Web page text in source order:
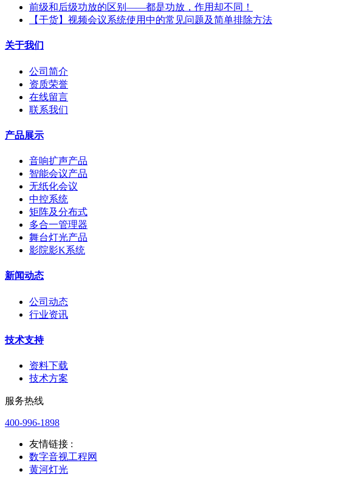
前级和后级功放的区别——都是功放，作用却不同！
【干货】视频会议系统使用中的常见问题及简单排除方法
关于我们
公司简介
资质荣誉
在线留言
联系我们
产品展示
音响扩声产品
智能会议产品
无纸化会议
中控系统
矩阵及分布式
多合一管理器
舞台灯光产品
影院影K系统
新闻动态
公司动态
行业资讯
技术支持
资料下载
技术方案
服务热线
400-996-1898
友情链接 :
数字音视工程网
黄河灯光